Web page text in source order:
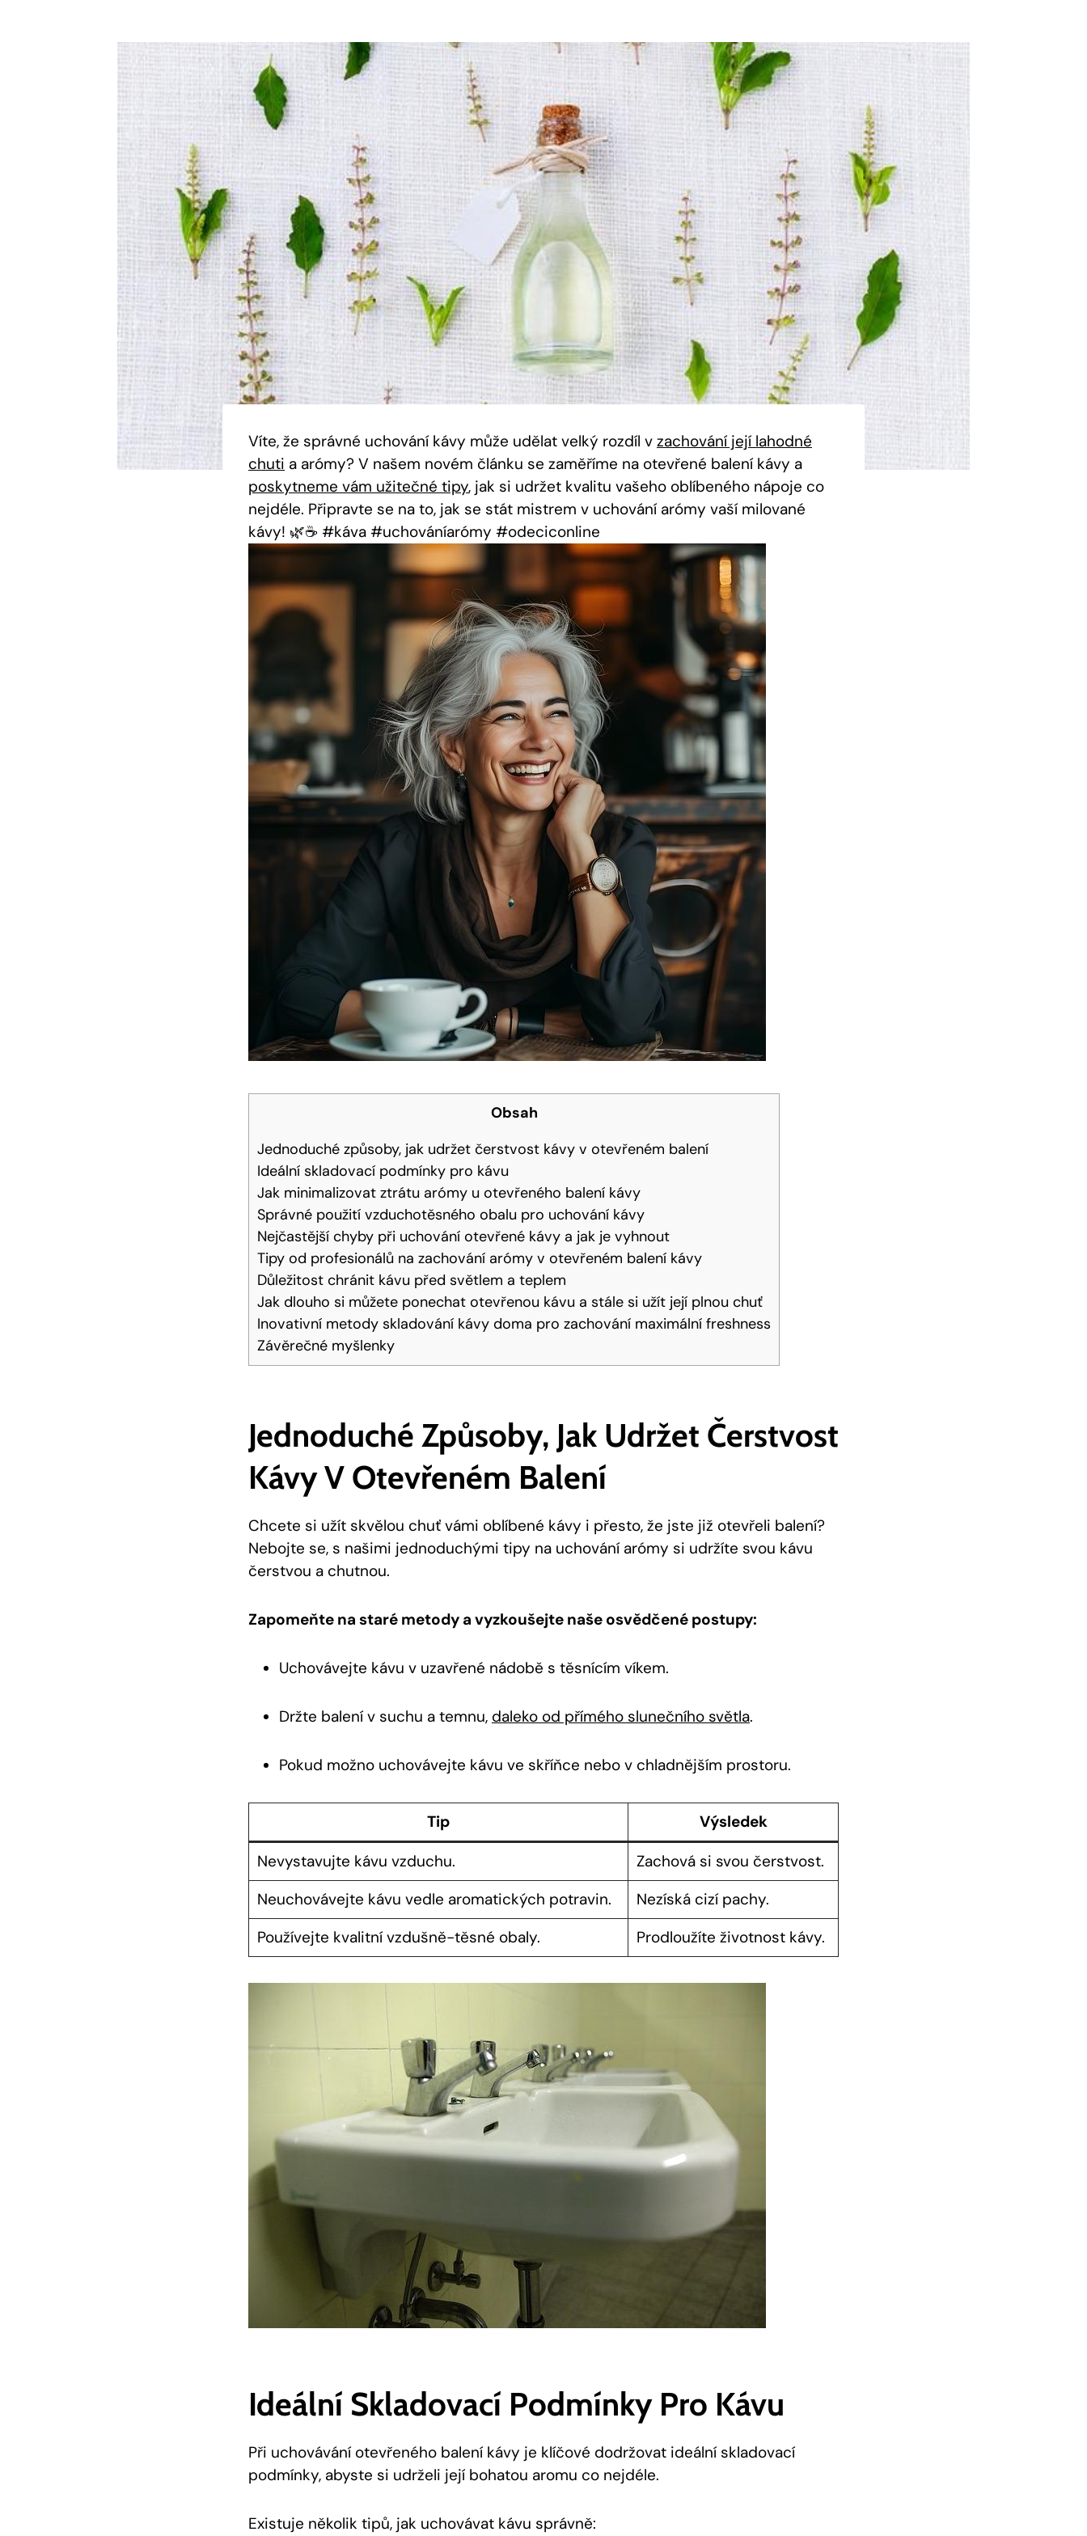
Víte, že správné uchování kávy může udělat velký rozdíl v zachování její lahodné
chuti a arómy? V našem novém článku se zaměříme na otevřené balení kávy a
poskytneme vám užitečné tipy, jak si udržet kvalitu vašeho oblíbeného nápoje co
nejdéle. Připravte se na to, jak se stát mistrem v uchování arómy vaší milované
kávy! 🌿☕️ #káva #uchováníarómy #odeciconline
Obsah
Jednoduché způsoby, jak udržet čerstvost kávy v otevřeném balení
Ideální skladovací podmínky pro kávu
Jak minimalizovat ztrátu arómy u otevřeného balení kávy
Správné použití vzduchotěsného obalu pro uchování kávy
Nejčastější chyby při uchování otevřené kávy a jak je vyhnout
Tipy od profesionálů na zachování arómy v otevřeném balení kávy
Důležitost chránit kávu před světlem a teplem
Jak dlouho si můžete ponechat otevřenou kávu a stále si užít její plnou chuť
Inovativní metody skladování kávy doma pro zachování maximální freshness
Závěrečné myšlenky
Jednoduché Způsoby, Jak Udržet Čerstvost
Kávy V Otevřeném Balení
Chcete si užít skvělou chuť vámi oblíbené kávy i přesto, že jste již otevřeli balení?
Nebojte se, s našimi jednoduchými tipy na uchování arómy si udržíte svou kávu
čerstvou a chutnou.
Zapomeňte na staré metody a vyzkoušejte naše osvědčené postupy:
Uchovávejte kávu v uzavřené nádobě s těsnícím víkem.
Držte balení v suchu a temnu, daleko od přímého slunečního světla.
Pokud možno uchovávejte kávu ve skříňce nebo v chladnějším prostoru.
Tip
Výsledek
Nevystavujte kávu vzduchu.
Zachová si svou čerstvost.
Neuchovávejte kávu vedle aromatických potravin.
Nezíská cizí pachy.
Používejte kvalitní vzdušně-těsné obaly.
Prodloužíte životnost kávy.
Ideální Skladovací Podmínky Pro Kávu
Při uchovávání otevřeného balení kávy je klíčové dodržovat ideální skladovací
podmínky, abyste si udrželi její bohatou aromu co nejdéle.
Existuje několik tipů, jak uchovávat kávu správně: